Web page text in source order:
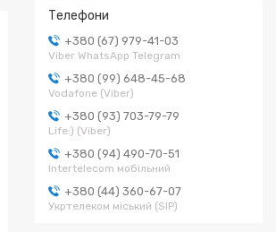
+380 (67) 979-41-03
Viber WhatsApp Telegram
+380 (99) 648-45-68
Vodafone (Viber)
+380 (93) 703-79-79
Life:) (Viber)
+380 (94) 490-70-51
Intertelecom мобільний
+380 (44) 360-67-07
Укртелеком міський (SIP)